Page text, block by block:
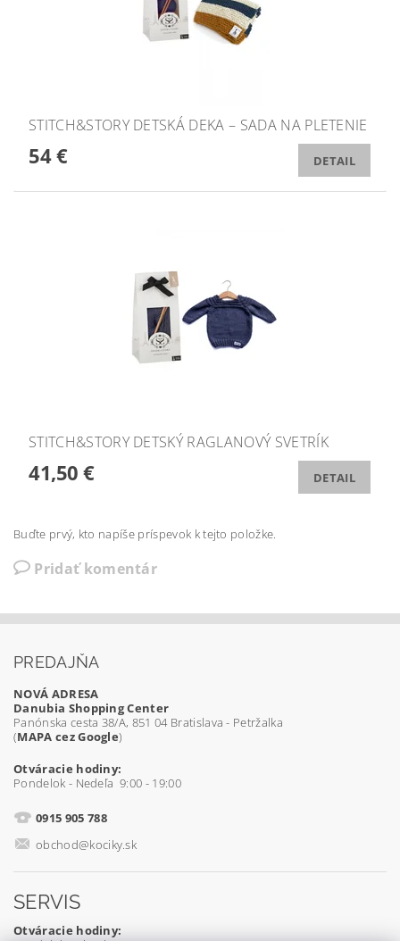
STITCH&STORY DETSKÁ DEKA – SADA NA PLETENIE
54 € DETAIL
STITCH&STORY DETSKÝ RAGLANOVÝ SVETRÍK
41,50 € DETAIL
Buďte prvý, kto napíše príspevok k tejto položke.
Pridať komentár
PREDAJŇA
NOVÁ ADRESA
Danubia Shopping Center
Panónska cesta 38/A, 851 04 Bratislava - Petržalka
(MAPA cez Google)
Otváracie hodiny:
Pondelok - Nedeľa 9:00 - 19:00
0915 905 788
obchod@kociky.sk
SERVIS
Otváracie hodiny: